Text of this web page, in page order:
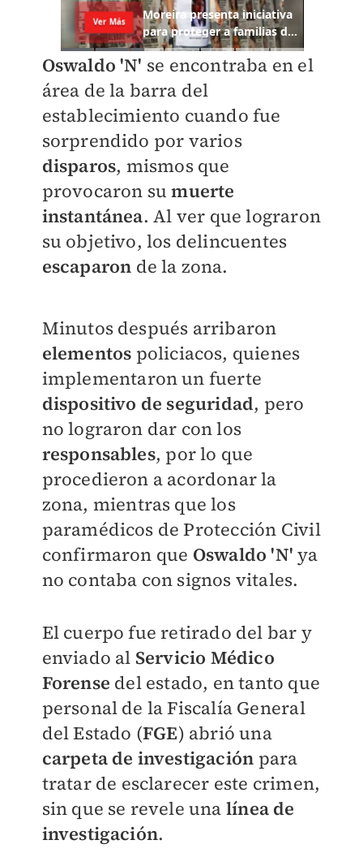
Oswaldo 'N' se encontraba en el
área de la barra del
establecimiento cuando fue
sorprendido por varios
disparos, mismos que
provocaron sumuerte
instantánea. Al ver que lograron
su objetivo, los delincuentes
escaparon de la zona.
Minutos después arribaron
elementos policiacos, quienes
implementaron un fuerte
dispositivo de seguridad, pero
no lograron dar con los
responsables, por lo que
procedieron a acordonar la
zona, mientras que los
paramédicos de Protección Civil
confirmaron que Oswaldo 'N' ya
no contaba con signos vitales.
El cuerpo fue retirado del bar y
enviado al Servicio Médico
Forense del estado, en tanto que
personal de la Fiscalía General
del Estado (FGE) abrió una
carpeta de investigación para
tratar de esclarecer este crimen,
sin que se revele una línea de
investigación.